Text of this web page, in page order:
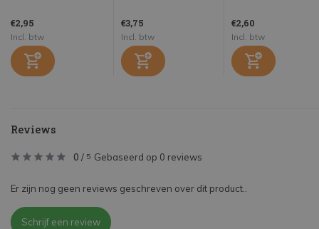
€2,95
Incl. btw
€3,75
Incl. btw
€2,60
Incl. btw
Reviews
0 / 5 Gebaseerd op 0 reviews
Er zijn nog geen reviews geschreven over dit product..
Schrijf een review